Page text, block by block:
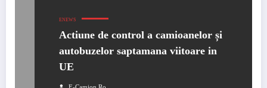
ENEWS
Actiune de control a camioanelor și
autobuzelor saptamana viitoare in
UE